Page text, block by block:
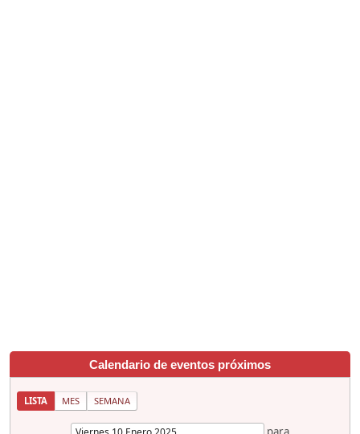
Calendario de eventos próximos
LISTA MES SEMANA